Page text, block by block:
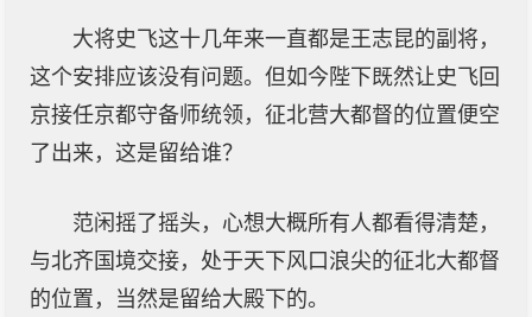
大将史飞这十几年来一直都是王志昆的副将，
这个安排应该没有问题。但如今陛下既然让史飞回
京接任京都守备师统领，征北营大都督的位置便空
了出来，这是留给谁？
范闲摇了摇头，心想大概所有人都看得清楚，
与北齐国境交接，处于天下风口浪尖的征北大都督
的位置，当然是留给大殿下的。